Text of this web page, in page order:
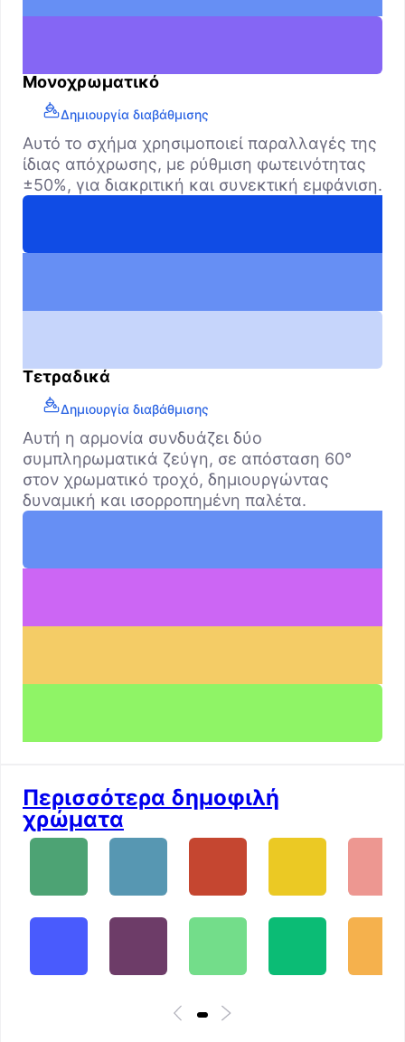
Μονοχρωματικό
Δημιουργία διαβάθμισης
Αυτό το σχήμα χρησιμοποιεί παραλλαγές της
ίδιας απόχρωσης, με ρύθμιση φωτεινότητας
±50%, για διακριτική και συνεκτική εμφάνιση.
Τετραδικά
Δημιουργία διαβάθμισης
Αυτή η αρμονία συνδυάζει δύο
συμπληρωματικά ζεύγη, σε απόσταση 60°
στον χρωματικό τροχό, δημιουργώντας
δυναμική και ισορροπημένη παλέτα.
Περισσότερα δημοφιλή
χρώματα